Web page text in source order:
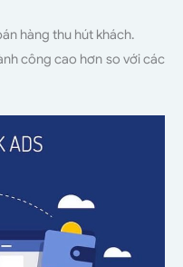
hàng thu hút khách.
công cao hơn so với các